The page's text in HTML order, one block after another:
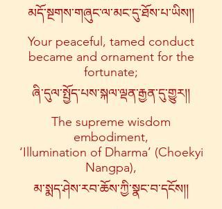
མདོ་སྔགས་གཞུང་ལ་མང་དུ་ཐོས་པ་ཡིས།།
Your peaceful, tamed conduct
became and ornament for the
fortunate;
ཞི་དུལ་སྤྱོད་པས་སྐལ་ལྡན་རྒྱན་དུ་གྱུར།།
The supreme wisdom
embodiment,
‘Illumination of Dharma’ (Choekyi
Nangpa),
མ་སྨད་ཤེས་རབ་ཆོས་ཀྱི་སྣང་བ་དངོས།།